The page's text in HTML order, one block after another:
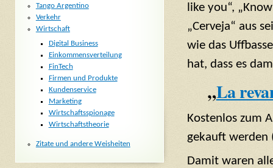
like you“,
„Cerveja“ aus
wie das
hat, dass es
„La
Kostenlos zum
gekauft werden
Damit waren
Tango Argentino
Verkehr
Wirtschaft
Digital Business
Einkommensverteilung
FinTech
Firmen und Produkte
Kundenservice
Marketing
Wirtschaftsspionage
Wirtschaftstheorie
Zitate und andere Weisheiten